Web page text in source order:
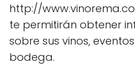
http://
te permitirán obtener
sobre sus vinos,
bodega.